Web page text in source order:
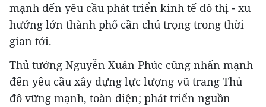
mạnh đến yêu cầu phát triển kinh tế đô thị - xu
hướng lớn thành phố cần chú trọng trong thời
gian tới.
Thủ tướng Nguyễn Xuân Phúc cũng nhấn mạnh
đến yêu cầu xây dựng lực lượng vũ trang Thủ
đô vững mạnh, toàn diện; phát triển nguồn